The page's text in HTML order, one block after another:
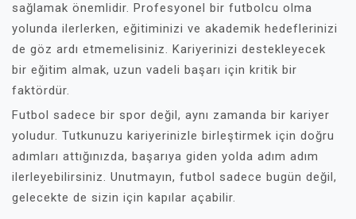
sağlamak önemlidir. Profesyonel bir futbolcu olma
yolunda ilerlerken, eğitiminizi ve akademik hedeflerinizi
de göz ardı etmemelisiniz. Kariyerinizi destekleyecek
bir eğitim almak, uzun vadeli başarı için kritik bir
faktördür.
Futbol sadece bir spor değil, aynı zamanda bir kariyer
yoludur. Tutkunuzu kariyerinizle birleştirmek için doğru
adımları attığınızda, başarıya giden yolda adım adım
ilerleyebilirsiniz. Unutmayın, futbol sadece bugün değil,
gelecekte de sizin için kapılar açabilir.